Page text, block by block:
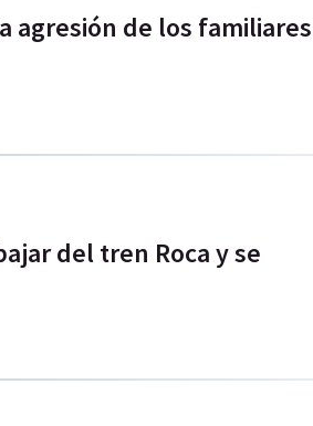
agresión de los familiares
del tren Roca y se